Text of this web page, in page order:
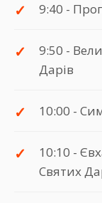
9:40 -
9:50 -
Дарів
10:00 -
10:10 -
Святих